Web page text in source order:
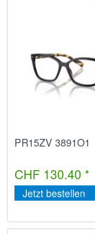
PR15ZV 3891O1
CHF 130.40 *
Jetzt bestellen